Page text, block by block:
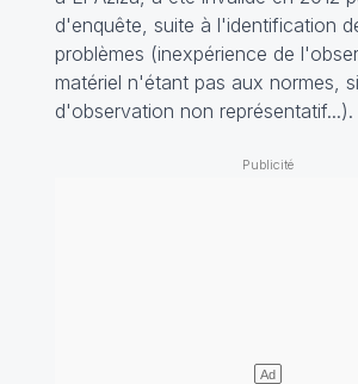
d'enquête, suite à l'identification
problèmes (inexpérience de
matériel n'étant pas aux normes,
d'observation non représentatif...).